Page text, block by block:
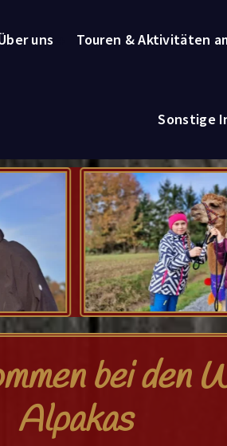
uns Touren & Aktivitäten
Sonstige
bei den
Alpakas